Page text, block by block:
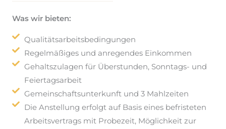
Was wir bieten:
Qualitätsarbeitsbedingungen
Regelmäßiges und anregendes Einkommen
Gehaltszulagen für Überstunden, Sonntags- und
Feiertagsarbeit
Gemeinschaftsunterkunft und 3 Mahlzeiten
Die Anstellung erfolgt auf Basis eines befristeten
Arbeitsvertrags mit Probezeit, Möglichkeit zur